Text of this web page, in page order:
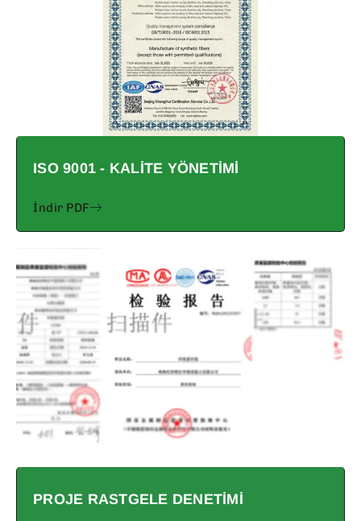
ISO 9001 - KALITE YÖNETIMI
İndir PDF
PROJE RASTGELE DENETIMI